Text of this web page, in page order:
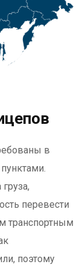
в
перевести
транспортным
поэтому